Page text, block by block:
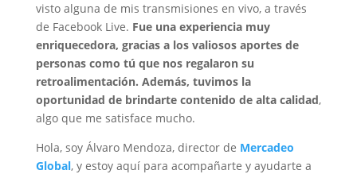
visto alguna de mis transmisiones en vivo, a través
de Facebook Live. Fue una experiencia muy
enriquecedora, gracias a los valiosos aportes de
personas como tú que nos regalaron su
retroalimentación. Además, tuvimos la
oportunidad de brindarte contenido de alta calidad,
algo que me satisface mucho.
Hola, soy Álvaro Mendoza, director de Mercadeo
Global, y estoy aquí para acompañarte y ayudarte a